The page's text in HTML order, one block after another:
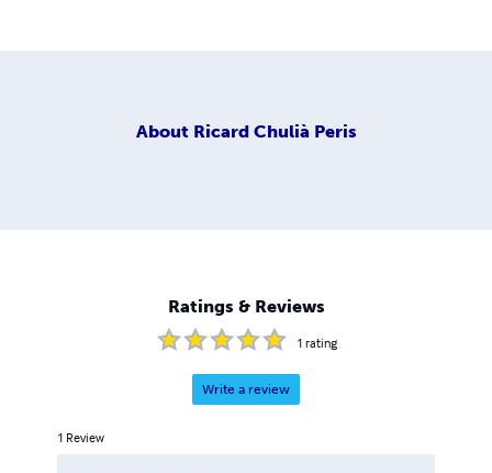
About Ricard Chulià Peris
Ratings & Reviews
1 rating
Write a review
1 Review